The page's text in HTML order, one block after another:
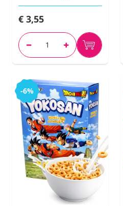
€ 3,55
-6%